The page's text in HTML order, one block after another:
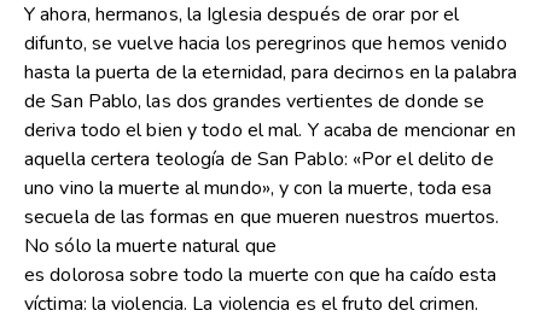
Y ahora, hermanos, la Iglesia después de orar por el
difunto, se vuelve hacia los peregrinos que hemos venido
hasta la puerta de la eternidad, para decirnos en la palabra
de San Pablo, las dos grandes vertientes de donde se
deriva todo el bien y todo el mal. Y acaba de mencionar en
aquella certera teología de San Pablo: «Por el delito de
uno vino la muerte al mundo», y con la muerte, toda esa
secuela de las formas en que mueren nuestros muertos.
No sólo la muerte natural que
es dolorosa sobre todo la muerte con que ha caído esta
víctima: la violencia. La violencia es el fruto del crimen.